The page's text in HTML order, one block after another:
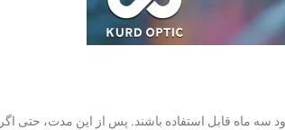
ماه قابل استفاده باشند. پس از این مدت، حتی اگر